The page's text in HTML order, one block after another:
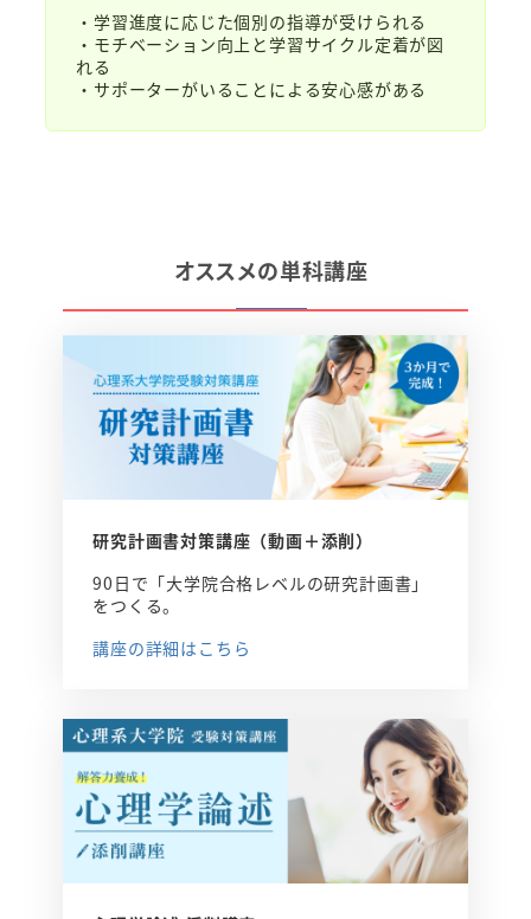
・学習進度に応じた個別の指導が受けられる
・モチベーション向上と学習サイクル定着が図
れる
・サポーターがいることによる安心感がある
オススメの単科講座
研究計画書対策講座（動画＋添削）
90日で「大学院合格レベルの研究計画書」
をつくる。
講座の詳細はこちら